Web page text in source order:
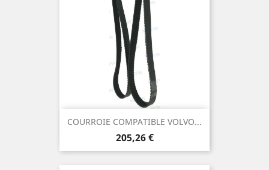
COURROIE COMPATIBLE VOLVO...
Prix
205,26 €